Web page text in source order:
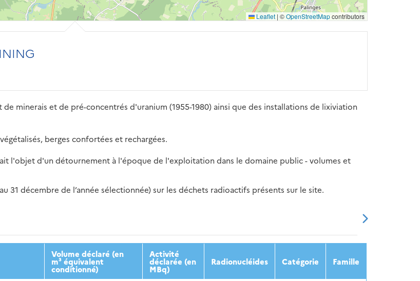
Leaflet | ©OpenStreetMapcontributors
minerais et de pré-concentrés d'uranium (1955-1980) ainsi que des installations de lixiviation
berges confortées et rechargées.
l'objet d'un détournement à l'époque de l'exploitation dans le domaine public - volumes et
31 décembre de l’année sélectionnée) sur les déchets radioactifs présents sur le site.
2017 2018 2019 2020 2021 2022 2023
Volume déclaré (en
m³ équivalent
conditionné)
Activité
déclarée (en
MBq)
Radionucléides Catégorie Famille